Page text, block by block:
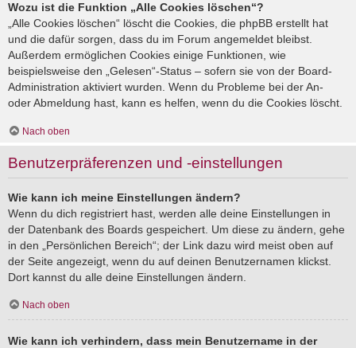
Wozu ist die Funktion „Alle Cookies löschen“?
„Alle Cookies löschen“ löscht die Cookies, die phpBB erstellt hat
und die dafür sorgen, dass du im Forum angemeldet bleibst.
Außerdem ermöglichen Cookies einige Funktionen, wie
beispielsweise den „Gelesen“-Status – sofern sie von der Board-
Administration aktiviert wurden. Wenn du Probleme bei der An-
oder Abmeldung hast, kann es helfen, wenn du die Cookies löscht.
Nach oben
Benutzerpräferenzen und -einstellungen
Wie kann ich meine Einstellungen ändern?
Wenn du dich registriert hast, werden alle deine Einstellungen in
der Datenbank des Boards gespeichert. Um diese zu ändern, gehe
in den „Persönlichen Bereich“; der Link dazu wird meist oben auf
der Seite angezeigt, wenn du auf deinen Benutzernamen klickst.
Dort kannst du alle deine Einstellungen ändern.
Nach oben
Wie kann ich verhindern, dass mein Benutzername in der